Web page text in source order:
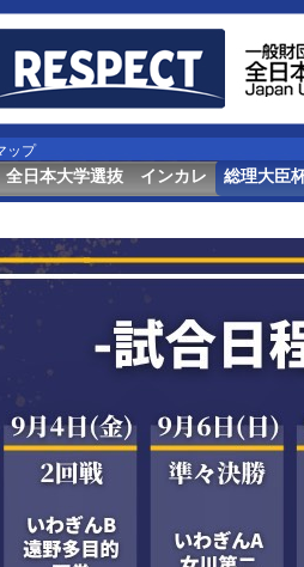
ップ
全日本大学選抜 インカレ 総理大臣